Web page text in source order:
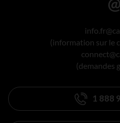
(information sur le
(demandes
1 888